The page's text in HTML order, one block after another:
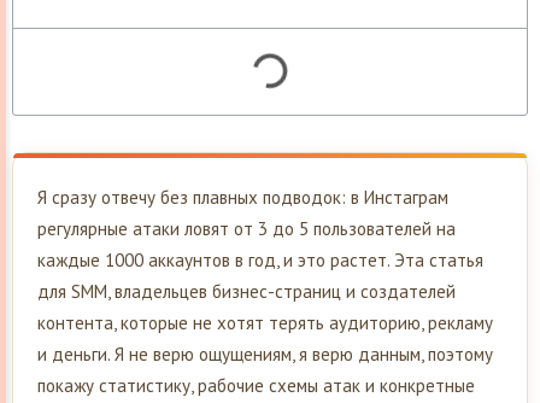
Я сразу отвечу без плавных подводок: в Инстаграм
регулярные атаки ловят от 3 до 5 пользователей на
каждые 1000 аккаунтов в год, и это растет. Эта статья
для SMM, владельцев бизнес-страниц и создателей
контента, которые не хотят терять аудиторию, рекламу
и деньги. Я не верю ощущениям, я верю данным, поэтому
покажу статистику, рабочие схемы атак и конкретные